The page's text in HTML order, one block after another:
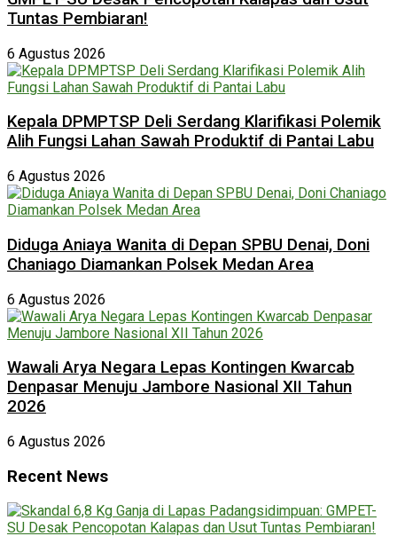
Tuntas Pembiaran!
6 Agustus 2026
Kepala DPMPTSP Deli Serdang Klarifikasi Polemik
Alih Fungsi Lahan Sawah Produktif di Pantai Labu
6 Agustus 2026
Diduga Aniaya Wanita di Depan SPBU Denai, Doni
Chaniago Diamankan Polsek Medan Area
6 Agustus 2026
Wawali Arya Negara Lepas Kontingen Kwarcab
Denpasar Menuju Jambore Nasional XII Tahun
2026
6 Agustus 2026
Recent News